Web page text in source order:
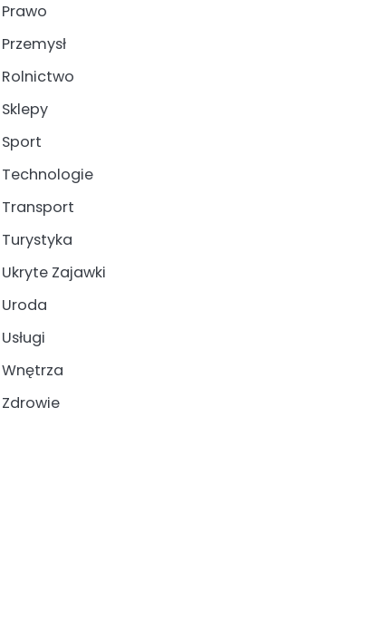
Prawo
Przemysł
Rolnictwo
Sklepy
Sport
Technologie
Transport
Turystyka
Ukryte Zajawki
Uroda
Usługi
Wnętrza
Zdrowie